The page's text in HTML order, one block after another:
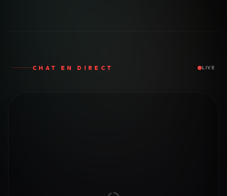
CHAT EN DIRECT LIVE